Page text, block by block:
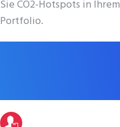
Sie CO2-Hotspots in Ihrem
Portfolio.